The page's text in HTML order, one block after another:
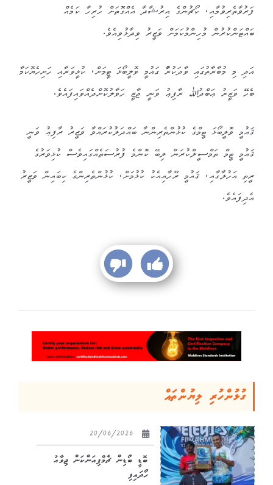
ފަރުވާތެރިވުމާއި، ކޯޗުންގެ އިރުޝާދާ އެއްގޮތަށް ހުރިހާ ކަމެއް
ބައްޓަންކުރުން މުހިންމުކަމަށް ވަޒީރު ވިދާޅުވިއެވެ.
އަދި މި މުބާރާތުގައި ވާދަކުރުާ ގައުމީ ވޮލީބޯޅަ ޓީމަށް، ކުޅީވަރާއި ހަށިހެޔޮކަމާ
ބެހޭ ވަޒީރު ޢަބްދުﷲ ރާފިޢު ވަނީ ޖާޒީ ހަވާލުކޮށްދެއްވައިފައެވެ.
ޤައުމީ ވޮލީބޯޅަ ޓީމްގެ ކުޅުންތެރިންނާ ބައްދަލުކުރައްވާ ވަޒީރު ރާފިޢު ވަނީ
ޤައުމީ ޓީމް ތަމްސީލްކުރަން ލިބޭ ކޮންމެ ފުރުސަތެއްގައިވެސް ކުޅިވަރުގެ
ރީތި އަހުލާގާއި، ޤައުމީ ރޫހާއިއެކު ކުޅުމަށް، ކުޅުންތެރިންގެ ކިބައިން ވަޒީރު
އެދިފައެވެ.
ގުޅުންހުރި ލިޔުންތައް
ބޮޑީ ބޯޑިން ޗެމްޕިއަންކަން ޖިވާއު
ހޯދައިފި